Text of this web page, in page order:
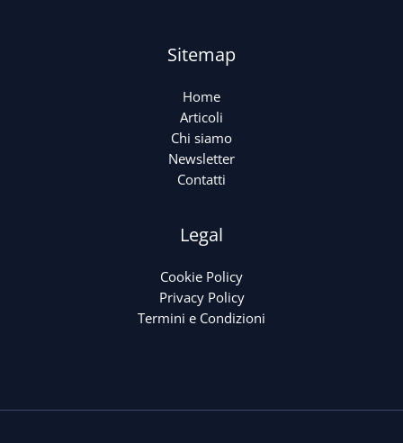
Sitemap
Home
Articoli
Chi siamo
Newsletter
Contatti
Legal
Cookie Policy
Privacy Policy
Termini e Condizioni